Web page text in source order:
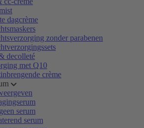
dagcrème
zonder parabenen
decolleté
met Q10
crème
serum
serum